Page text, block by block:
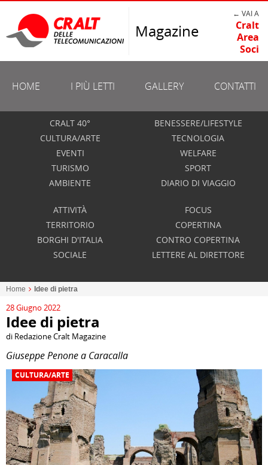
Magazine
← VAI A
Cralt
Area
Soci
HOME I PIÙ LETTI GALLERY CONTATTI
CRALT 40°
CULTURA/ARTE
EVENTI
TURISMO
AMBIENTE
BENESSERE/LIFESTYLE
TECNOLOGIA
WELFARE
SPORT
DIARIO DI VIAGGIO
ATTIVITÀ
TERRITORIO
BORGHI D'ITALIA
SOCIALE
FOCUS
COPERTINA
CONTRO COPERTINA
LETTERE AL DIRETTORE
Home Idee di pietra
28 Giugno 2022
Idee di pietra
di Redazione Cralt Magazine
Giuseppe Penone a Caracalla
CULTURA/ARTE